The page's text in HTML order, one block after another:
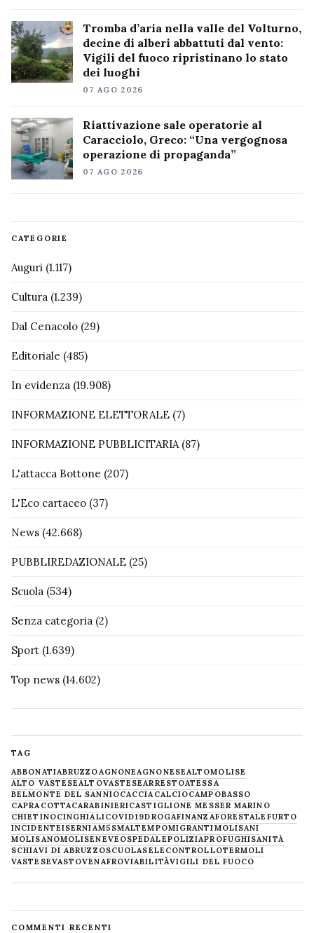
Tromba d’aria nella valle del Volturno,
decine di alberi abbattuti dal vento:
Vigili del fuoco ripristinano lo stato
dei luoghi
07 AGO 2026
Riattivazione sale operatorie al
Caracciolo, Greco: “Una vergognosa
operazione di propaganda”
07 AGO 2026
CATEGORIE
Auguri (1.117)
Cultura (1.239)
Dal Cenacolo (29)
Editoriale (485)
In evidenza (19.908)
INFORMAZIONE ELETTORALE (7)
INFORMAZIONE PUBBLICITARIA(87)
L'attacca Bottone (207)
L'Eco cartaceo (37)
News (42.668)
PUBBLIREDAZIONALE (25)
Scuola (534)
Senza categoria (2)
Sport (1.639)
Top news (14.602)
TAG
ABBONATIABRUZZOAGNONEAGNONESEALTOMOLISE
ALTO VASTESEALTOVASTESEARRESTOATESSA
BELMONTE DEL SANNIOCACCIACALCIOCAMPOBASSO
CAPRACOTTACARABINIERICASTIGLIONE MESSER MARINO
CHIETINOCINGHIALICOVID19DROGAFINANZAFORESTALE FURTO
INCIDENTEISERNIAM5SMALTEMPOMIGRANTIMOLISANI
MOLISANOMOLISENEVE OSPEDALEPOLIZIAPROFUGHISANITÀ
SCHIAVI DI ABRUZZOSCUOLASELECONTROLLOTERMOLI
VASTESEVASTOVENAFROVIABILITÀVIGILI DEL FUOCO
COMMENTI RECENTI